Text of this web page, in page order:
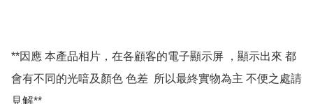
**因應 本產品相片，在各顧客的電子顯示屏 ，顯示出來 都
會有不同的光喑及顏色 色差  所以最終實物為主 不便之處請